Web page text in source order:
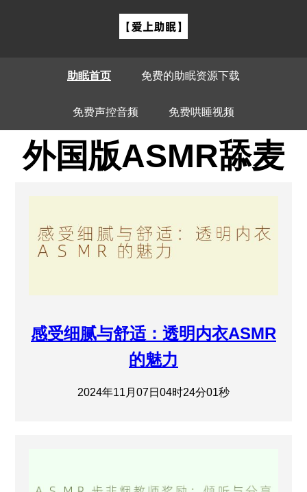
助眠首页 免费的助眠资源下载
免费声控音频 免费哄睡视频
外国版ASMR舔麦
感受细腻与舒适：透明内衣ASMR
的魅力
2024年11月07日04时24分01秒